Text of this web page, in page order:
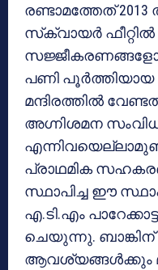
രണ്ടാമത്തേത് 2013
സ്‌ക്വായര്‍
പണി
മന്ദിരത്തില്‍
അഗ്നിശമന
പ്രാഥമിക
സ്ഥാപിച്ച ഈ
എ.ടി.എം
ചെയുന്നു.
ആവശ്യങ്ങള്‍ക്കും